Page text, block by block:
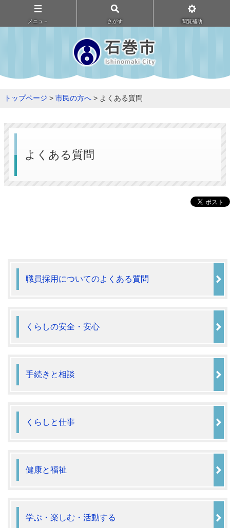
メニュ－ さがす 閲覧補助
トップページ > 市民の方へ > よくある質問
よくある質問
職員採用についてのよくある質問
くらしの安全・安心
手続きと相談
くらしと仕事
健康と福祉
学ぶ・楽しむ・活動する